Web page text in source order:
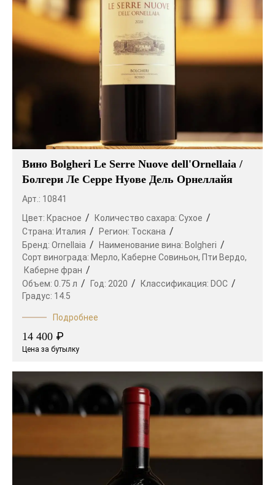
Вино Bolgheri Le Serre Nuove dell'Ornellaia /
Болгери Ле Серре Нуове Дель Орнеллайя
Арт.: 10841
Цвет: Красное Количество сахара: Сухое
Страна: Италия Регион: Тоскана
Бренд: Ornellaia Наименование вина: Bolgheri
Сорт винограда: Мерло, Каберне Совиньон, Пти Вердо,
Каберне фран
Объем: 0.75 л Год: 2020 Классификация: DOC
Градус: 14.5
Подробнее
14 400 ₽
Цена за бутылку